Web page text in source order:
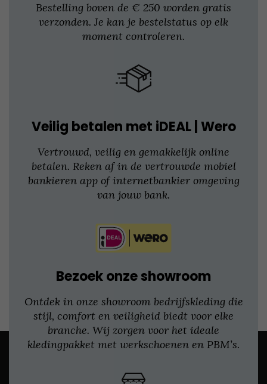
Bestelling boven de € 250 worden gratis
verzonden. Je kan je bestelstatus op elk
moment controleren.
Veilig betalen met iDEAL | Wero
Vertrouwd, veilig en gemakkelijk online
betalen. Reken af in de vertrouwde mobiel
bankieren app of internetbankier omgeving
van jouw bank.
Bezoek onze showroom
Ontdek in onze showroom bedrijfskleding die
stijl, comfort en veiligheid biedt voor elke
branche. Wij zorgen voor het ideale
kledingpakket met werkschoenen en PBM’s.